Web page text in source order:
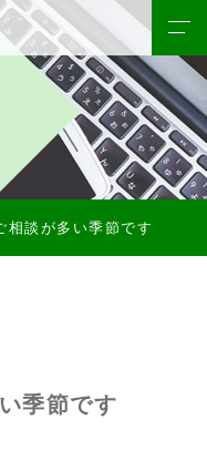
相談が多い季節です
季節です